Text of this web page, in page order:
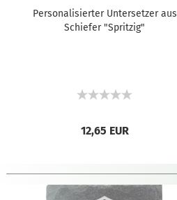
Personalisierter Untersetzer aus
Schiefer "Spritzig"
12,65 EUR